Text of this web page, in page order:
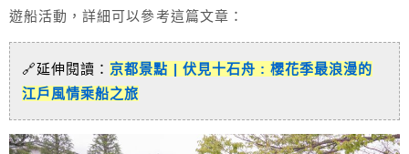
遊船活動，詳細可以參考這篇文章：
🔗延伸閱讀： 京都景點 | 伏見十石舟 : 櫻花季最浪漫的
江戶風情乘船之旅